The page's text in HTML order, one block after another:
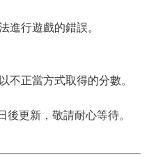
進行遊戲的錯誤。
不正當方式取得的分數。
更新，敬請耐心等待。